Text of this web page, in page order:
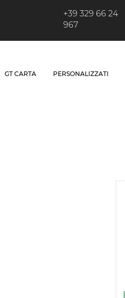
+39 329 66 24
967
GT CARTA PERSONALIZZATI